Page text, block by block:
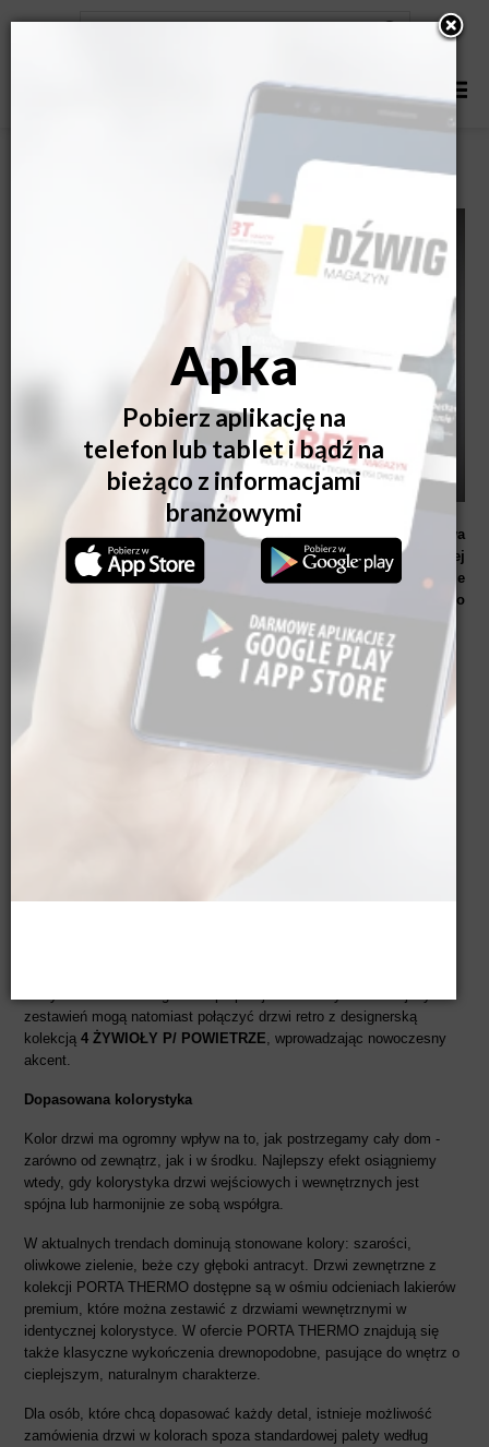
Jak dopasować wewnętrzne do wejściowych?
Wybór drzwi wejściowych i drzwi wewnętrznych to kluczowa
decyzja przy budowie lub remoncie domu. Najczęściej
kupujemy te produkty osobno, ale najlepiej, gdy są do siebie
dopasowane i tworzą spójną całość. Podpowiadamy, dlaczego
warto dobrać drzwi, które idą ze sobą w parze i jak to zrobić.
Jak dobrać drzwi? Zacznij od stylu
Decyzja o wyglądzie drzwi wejściowych powinna uwzględniać styl
wnętrza. Jeśli dom jest utrzymany w duchu klasycznym, z ciepłymi
kolorami, drewnianymi meblami i eleganckimi detalami - niech drzwi
zestawień mogą natomiast połączyć drzwi retro z designerską
kolekcją4 ŻYWIOŁY P/ POWIETRZE , wprowadzając nowoczesny
akcent.
Dopasowana kolorystyka
Kolor drzwi ma ogromny wpływ na to, jak postrzegamy cały dom -
zarówno od zewnątrz, jak i w środku. Najlepszy efekt osiągniemy
wtedy, gdy kolorystyka drzwi wejściowych i wewnętrznych jest
spójna lub harmonijnie ze sobą współgra.
W aktualnych trendach dominują stonowane kolory: szarości,
oliwkowe zielenie, beże czy głęboki antracyt. Drzwi zewnętrzne z
kolekcji PORTA THERMO dostępne są w ośmiu odcieniach lakierów
premium, które można zestawić z drzwiami wewnętrznymi w
identycznej kolorystyce. W ofercie PORTA THERMO znajdują się
także klasyczne wykończenia drewnopodobne, pasujące do wnętrz o
cieplejszym, naturalnym charakterze.
Dla osób, które chcą dopasować każdy detal, istnieje możliwość
zamówienia drzwi w kolorach spoza standardowej palety według